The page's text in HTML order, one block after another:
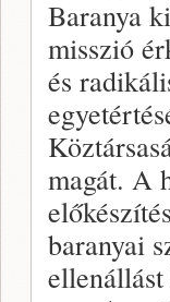
Baranya
misszió
és
magát. A
baranyai